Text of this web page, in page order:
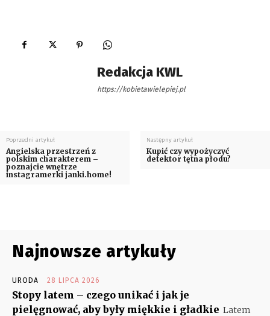
Redakcja KWL
https://kobietawielepiej.pl
Poprzedni artykuł
Angielska przestrzeń z
polskim charakterem –
poznajcie wnętrze
instagramerki janki.home!
Następny artykuł
Kupić czy wypożyczyć
detektor tętna płodu?
Najnowsze artykuły
URODA 28 LIPCA 2026
Stopy latem – czego unikać i jak je
pielęgnować, aby były miękkie i gładkie Latem